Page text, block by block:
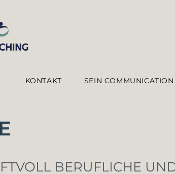
KONTAKT SEIN COMMUNICATION
BERUFLICHE